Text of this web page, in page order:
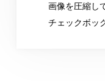
画像を圧縮し
チェックボッ